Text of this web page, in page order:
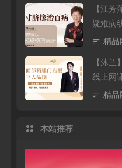
【江
疑难病
精品
【沐
线上网
精品
本站推荐